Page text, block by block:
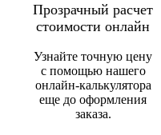
Прозрачный расчет
стоимости онлайн
Узнайте точную цену
с помощью нашего
онлайн-калькулятора
еще до оформления
заказа.